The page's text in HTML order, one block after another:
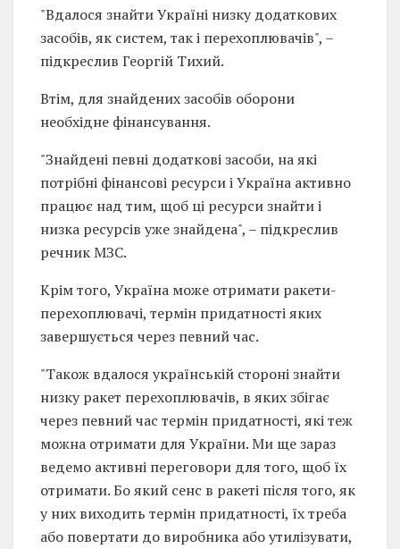
"Вдалося знайти Україні низку додаткових
засобів, як систем, так і перехоплювачів", –
підкреслив Георгій Тихий.
Втім, для знайдених засобів оборони
необхідне фінансування.
"Знайдені певні додаткові засоби, на які
потрібні фінансові ресурси і Україна активно
працює над тим, щоб ці ресурси знайти і
низка ресурсів уже знайдена", – підкреслив
речник МЗС.
Крім того, Україна може отримати ракети-
перехоплювачі, термін придатності яких
завершується через певний час.
"Також вдалося українській стороні знайти
низку ракет перехоплювачів, в яких збігає
через певний час термін придатності, які теж
можна отримати для України. Ми ще зараз
ведемо активні переговори для того, щоб їх
отримати. Бо який сенс в ракеті після того, як
у них виходить термін придатності, їх треба
або повертати до виробника або утилізувати,